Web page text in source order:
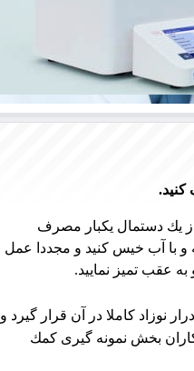
از يك دستمال يكبار مصرف
و با آب خيس كنيد و مجددا عمل
عقب تميز نمایيد.
نوزاد كاملا در آن قرار گيرد و
بخش نمونه گيری كمك